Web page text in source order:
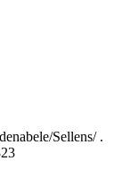
Sellens/ .